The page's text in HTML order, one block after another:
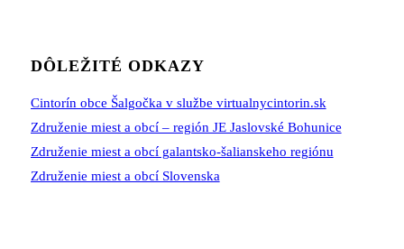
DÔLEŽITÉ ODKAZY
Cintorín obce Šalgočka v službe virtualnycintorin.sk
Združenie miest a obcí – región JE Jaslovské Bohunice
Združenie miest a obcí galantsko-šalianskeho regiónu
Združenie miest a obcí Slovenska